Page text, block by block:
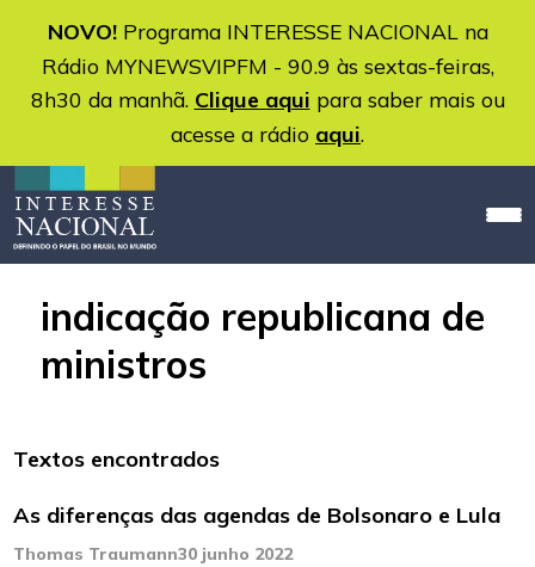
NOVO!Programa INTERESSE NACIONAL na
Rádio MYNEWSVIPFM - 90.9 às sextas-feiras,
8h30 da manhã. Clique aqui para saber mais ou
acesse a rádio aqui.
indicação republicana de
ministros
Textos encontrados
As diferenças das agendas de Bolsonaro e Lula
Thomas Traumann30 junho 2022